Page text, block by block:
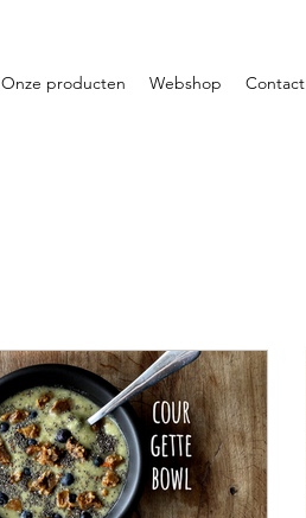
Onze producten Webshop Contact